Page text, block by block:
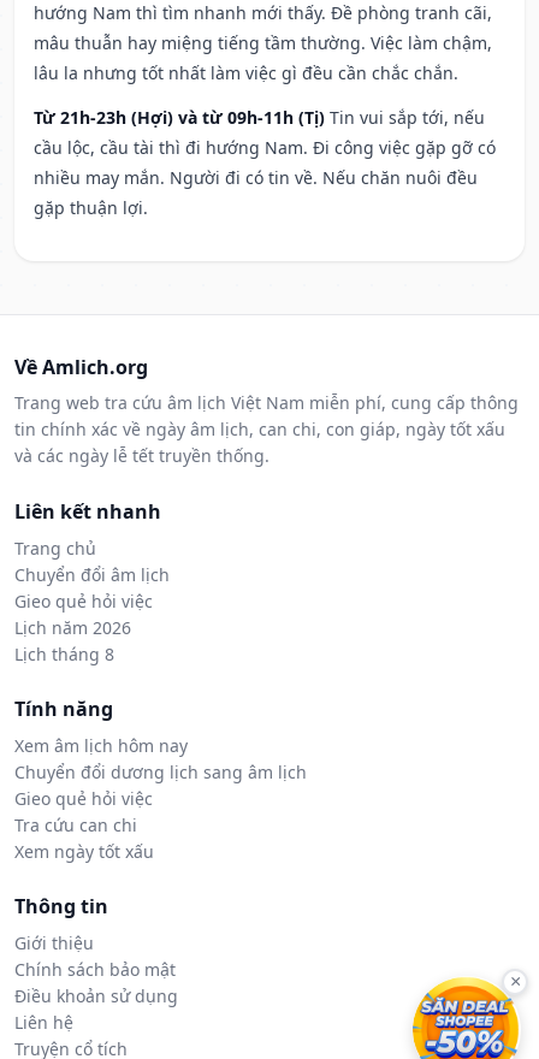
hướng Nam thì tìm nhanh mới thấy. Đề phòng tranh cãi,
mâu thuẫn hay miệng tiếng tầm thường. Việc làm chậm,
lâu la nhưng tốt nhất làm việc gì đều cần chắc chắn.
Từ 21h-23h (Hợi) và từ 09h-11h (Tị) Tin vui sắp tới, nếu
cầu lộc, cầu tài thì đi hướng Nam. Đi công việc gặp gỡ có
nhiều may mắn. Người đi có tin về. Nếu chăn nuôi đều
gặp thuận lợi.
Về Amlich.org
Trang web tra cứu âm lịch Việt Nam miễn phí, cung cấp thông
tin chính xác về ngày âm lịch, can chi, con giáp, ngày tốt xấu
và các ngày lễ tết truyền thống.
Liên kết nhanh
Trang chủ
Chuyển đổi âm lịch
Gieo quẻ hỏi việc
Lịch năm 2026
Lịch tháng 8
Tính năng
Xem âm lịch hôm nay
Chuyển đổi dương lịch sang âm lịch
Gieo quẻ hỏi việc
Tra cứu can chi
Xem ngày tốt xấu
Thông tin
Giới thiệu
Chính sách bảo mật
Điều khoản sử dụng
Liên hệ
Truyện cổ tích
×